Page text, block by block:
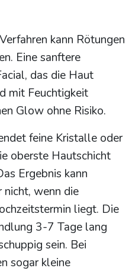
kann Rötungen
Eine sanftere
das die Haut
mit Feuchtigkeit
Glow ohne Risiko.
feine Kristalle oder
oberste Hautschicht
Ergebnis kann
nicht, wenn die
liegt. Die
3-7 Tage lang
sein. Bei
sogar kleine